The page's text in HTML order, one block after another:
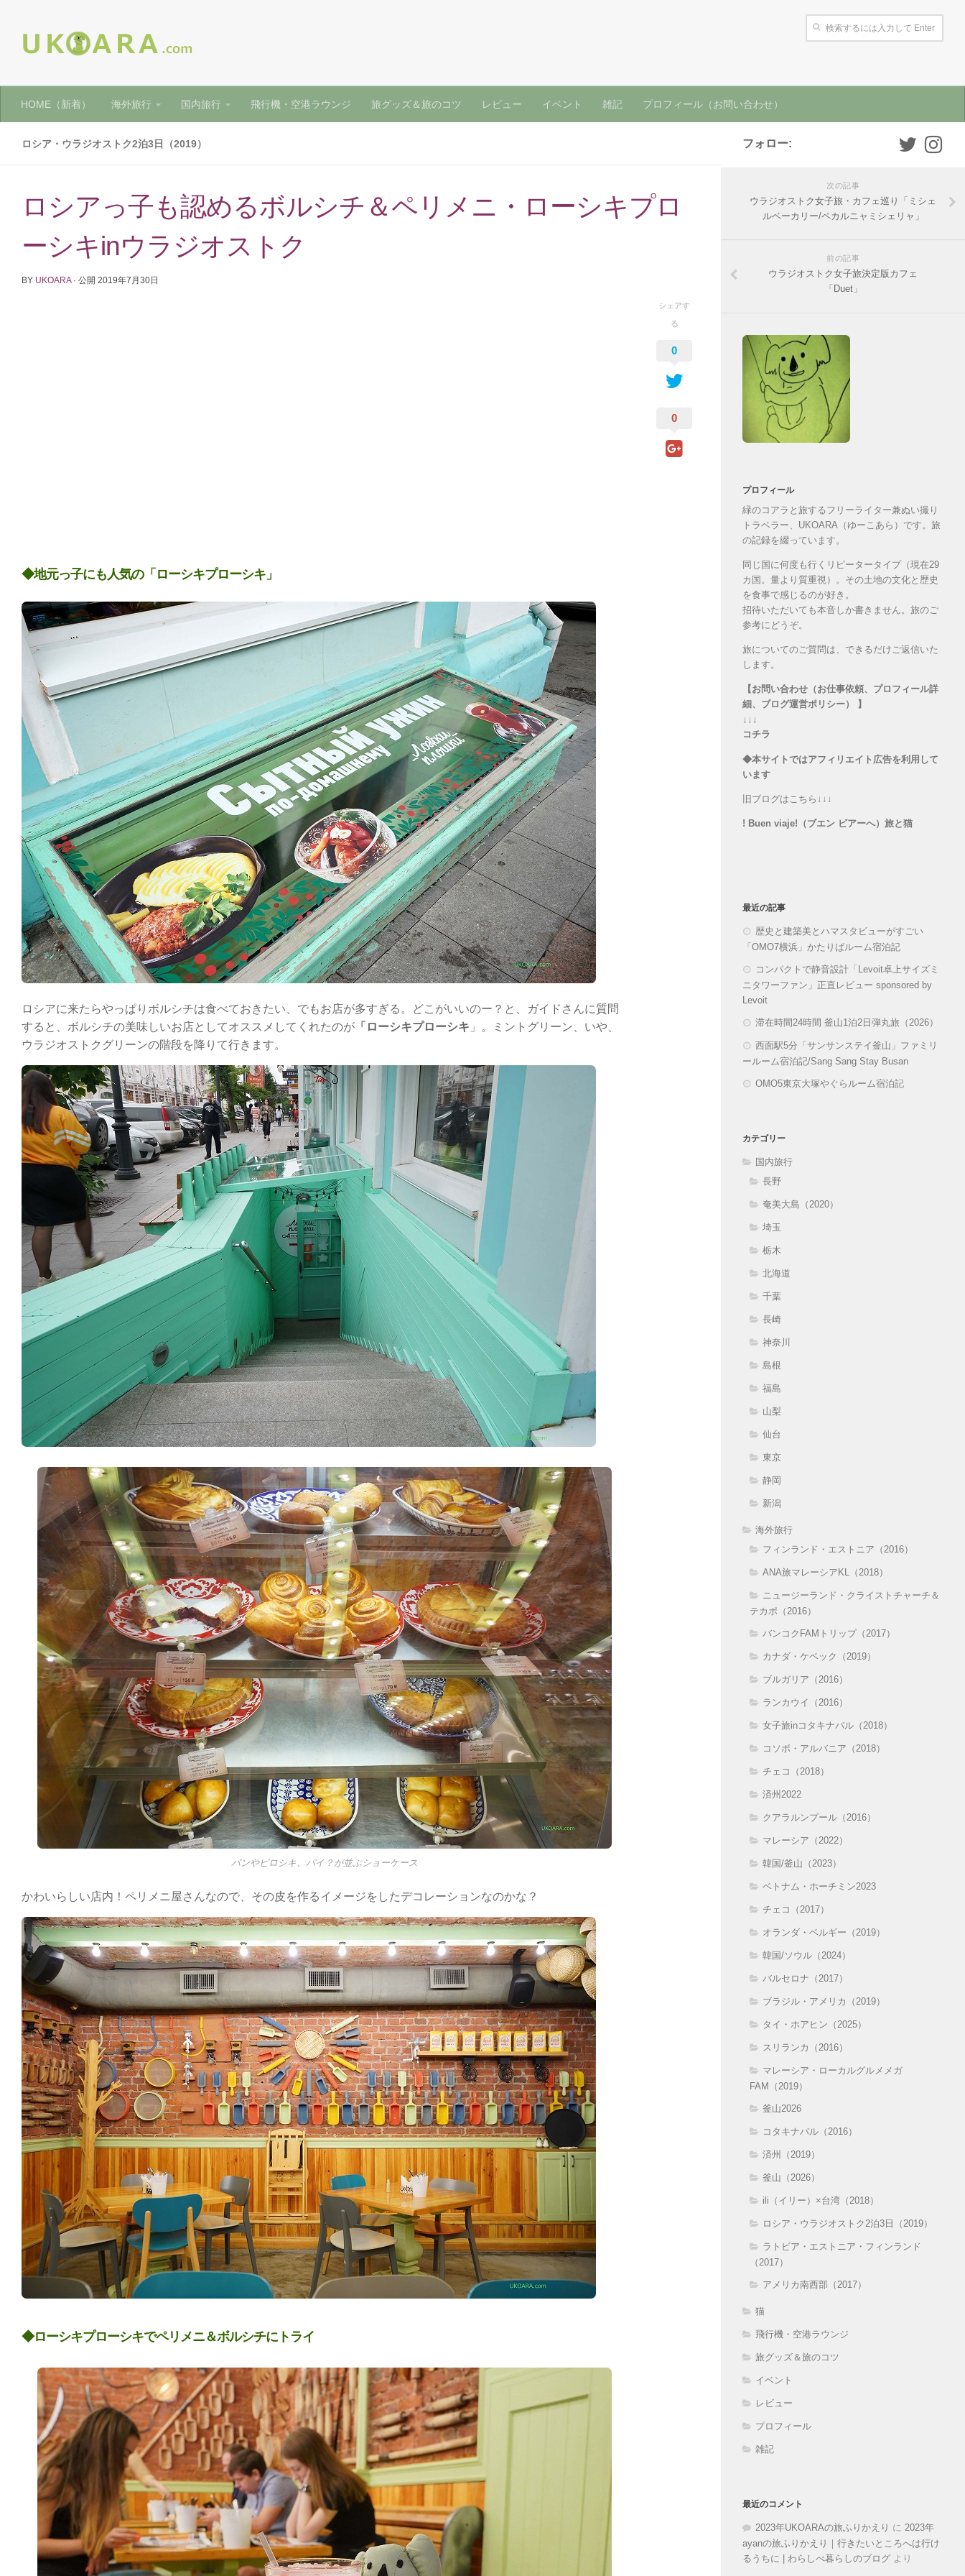
HOME（新着） 海外旅行 国内旅行 飛行機・空港ラウンジ 旅グッズ＆旅のコツ レビュー イベント 雑記 プロフィール（お問い合わせ）
ロシア・ウラジオストク2泊3日（2019）
ロシアっ子も認めるボルシチ＆ペリメニ・ローシキプロ
ーシキinウラジオストク
BY UKOARA · 公開 2019年7月30日
◆地元っ子にも人気の「ローシキプローシキ」
ロシアに来たらやっぱりボルシチは食べておきたい、でもお店が多すぎる。どこがいいのー？と、ガイドさんに質問
すると、ボルシチの美味しいお店としてオススメしてくれたのが 「ローシキプローシキ 」。ミントグリーン、いや、
ウラジオストクグリーンの階段を降りて行きます。
パンやピロシキ、パイ？が並ぶショーケース
かわいらしい店内！ペリメニ屋さんなので、その皮を作るイメージをしたデコレーションなのかな？
◆ローシキプローシキでペリメニ＆ボルシチにトライ
シェアす
る
0
0
フォロー:
次の記事
ウラジオストク女子旅・カフェ巡り「ミシェ
ルベーカリー/ペカルニャミシェリャ」
前の記事
ウラジオストク女子旅決定版カフェ
「Duet」
プロフィール
緑のコアラと旅するフリーライター兼ぬい撮り
トラベラー、UKOARA（ゆーこあら）です。旅
の記録を綴っています。
同じ国に何度も行くリピータータイプ（現在29
カ国。量より質重視）。その土地の文化と歴史
を食事で感じるのが好き。
招待いただいても本音しか書きません。旅のご
参考にどうぞ。
旅についてのご質問は、できるだけご返信いた
します。
【お問い合わせ（お仕事依頼、プロフィール詳
細、ブログ運営ポリシー） 】
↓↓↓
コチラ
◆本サイトではアフィリエイト広告を利用して
います
旧ブログはこちら↓↓↓
! Buen viaje!（ブエン ビアーへ）旅と猫
最近の記事
歴史と建築美とハマスタビューがすごい
「OMO7横浜」かたりばルーム宿泊記
コンパクトで静音設計「Levoit卓上サイズミ
ニタワーファン」正直レビュー sponsored by
Levoit
滞在時間24時間 釜山1泊2日弾丸旅（2026）
西面駅5分「サンサンステイ釜山」ファミリ
ールーム宿泊記/Sang Sang Stay Busan
OMO5東京大塚やぐらルーム宿泊記
カテゴリー
国内旅行
長野
奄美大島（2020）
埼玉
栃木
北海道
千葉
長崎
神奈川
島根
福島
山梨
仙台
東京
静岡
新潟
海外旅行
フィンランド・エストニア（2016）
ANA旅マレーシアKL（2018）
ニュージーランド・クライストチャーチ＆
テカポ（2016）
バンコクFAMトリップ（2017）
カナダ・ケベック（2019）
ブルガリア（2016）
ランカウイ（2016）
女子旅inコタキナバル（2018）
コソボ・アルバニア（2018）
チェコ（2018）
済州2022
クアラルンプール（2016）
マレーシア（2022）
韓国/釜山（2023）
ベトナム・ホーチミン2023
チェコ（2017）
オランダ・ベルギー（2019）
韓国/ソウル（2024）
バルセロナ（2017）
ブラジル・アメリカ（2019）
タイ・ホアヒン（2025）
スリランカ（2016）
マレーシア・ローカルグルメメガ
FAM（2019）
釜山2026
コタキナバル（2016）
済州（2019）
釜山（2026）
ili（イリー）×台湾（2018）
ロシア・ウラジオストク2泊3日（2019）
ラトビア・エストニア・フィンランド
（2017）
アメリカ南西部（2017）
猫
飛行機・空港ラウンジ
旅グッズ＆旅のコツ
イベント
レビュー
プロフィール
雑記
最近のコメント
2023年UKOARAの旅ふりかえり に 2023年
ayanの旅ふりかえり｜行きたいところへは行け
るうちに | わらしべ暮らしのブログ より